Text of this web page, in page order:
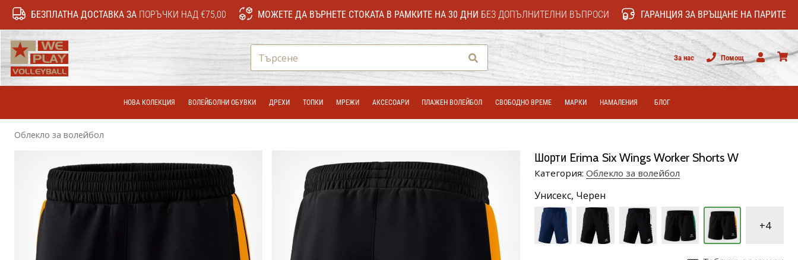
БЕЗПЛАТНА ДОСТАВКА ЗА ПОРЪЧКИ НАД €75,00 МОЖЕТЕ ДА ВЪРНЕТЕ СТОКАТА В РАМКИТЕ НА 30 ДНИ БЕЗ ДОПЪЛНИТЕЛНИ ВЪПРОСИ ГАРАНЦИЯ ЗА ВРЪЩАНЕ НА ПАРИТЕ
Търсене За нас
Помощ
Потребител
НОВА КОЛЕКЦИЯ ВОЛЕЙБОЛНИ ОБУВКИ ДРЕХИ ТОПКИ МРЕЖИ АКСЕСОАРИ ПЛАЖЕН ВОЛЕЙБОЛ СВОБОДНО ВРЕМЕ МАРКИ НАМАЛЕНИЯ БЛОГ
Облекло за волейбол
Шорти Erima Six Wings Worker Shorts W
Категория: Облекло за волейбол
Унисекс, Черен
+4